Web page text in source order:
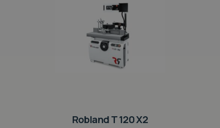
Robland T 120 X2